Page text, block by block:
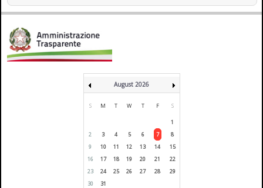
August 2026
S M T W T F S
1
2
3 4 5 6 7
8
9
10 11 12 13 14
15
16
17 18 19 20 21
22
23
24 25 26 27 28
29
30
31